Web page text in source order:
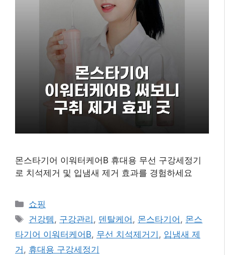
몬스타기어 이워터케어B 휴대용 무선 구강세정기
로 치석제거 및 입냄새 제거 효과를 경험하세요
카
테
리
쇼핑
태
그
건강템 , 구강관리 , 덴탈케어 , 몬스타기어 , 몬스
타기어 이워터케어B, 무선 치석제거기 , 입냄새 제
거 , 휴대용 구강세정기